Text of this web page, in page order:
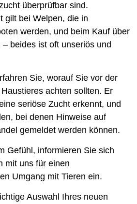
überprüfbar sind.
gilt bei Welpen, die in
werden, und beim Kauf über
beides ist oft unseriös und
Sie, worauf Sie vor der
achten sollten. Er
seriöse Zucht erkennt, und
bei denen Hinweise auf
gemeldet werden können.
Gefühl, informieren Sie sich
mit uns für einen
Umgang mit Tieren ein.
Auswahl Ihres neuen